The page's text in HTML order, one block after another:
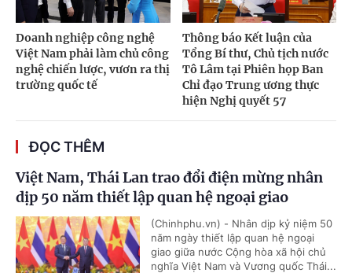
Doanh nghiệp công nghệ
Việt Nam phải làm chủ công
nghệ chiến lược, vươn ra thị
trường quốc tế
Thông báo Kết luận của
Tổng Bí thư, Chủ tịch nước
Tô Lâm tại Phiên họp Ban
Chỉ đạo Trung ương thực
hiện Nghị quyết 57
ĐỌC THÊM
Việt Nam, Thái Lan trao đổi điện mừng nhân
dịp 50 năm thiết lập quan hệ ngoại giao
(Chinhphu.vn) - Nhân dịp kỷ niệm 50
năm ngày thiết lập quan hệ ngoại
giao giữa nước Cộng hòa xã hội chủ
nghĩa Việt Nam và Vương quốc Thái...